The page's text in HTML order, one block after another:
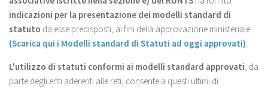
indicazioni per la presentazione dei modelli standard di
statuto da esse predisposti, ai fini della approvazione ministeriale
(Scarica qui i Modelli standard di Statuti ad oggi approvati).
L'utilizzo di statuti conformi ai modelli standard approvati, da
parte degli enti aderenti alle reti, consente a questi ultimi di